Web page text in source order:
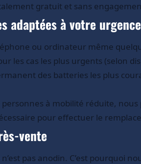
gratuit et sans
adaptées à votre urgence
ou ordinateur même
les cas les plus urgents (selon
des batteries les plus
personnes à mobilité réduite,
pour effectuer le
vente
pas anodin. C’est pourquoi